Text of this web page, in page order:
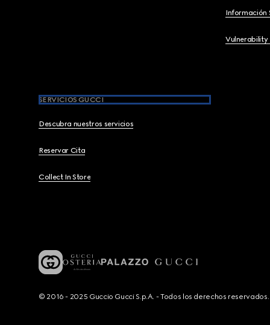
Información
Vulnerability
SERVICIOS GUCCI
Descubra nuestros servicios
Reservar Cita
Collect In Store
© 2016 - 2025 Guccio Gucci S.p.A. - Todos los derechos